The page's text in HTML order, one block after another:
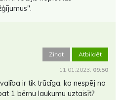
Ziņot Atbildēt
11.01.2023. 09:50
ir tik trūcīga, ka nespēj no
1 bērnu laukumu uztaisīt?